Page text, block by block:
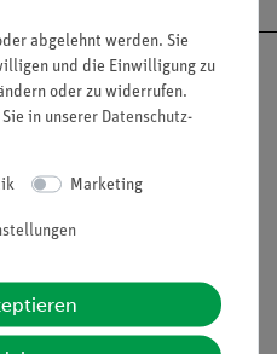
Übersicht Service
abgelehnt werden. Sie
und die Einwilligung zu
oder zu widerrufen.
in unserer Daten­schutz­
Marketing